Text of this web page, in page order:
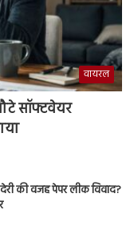
वायरल
सॉफ्टवेयर
की वजह पेपर लीक विवाद?